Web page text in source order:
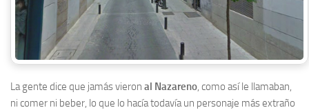
La gente dice que jamás vieron al Nazareno , como así le llamaban,
ni comer ni beber, lo que lo hacía todavía un personaje más extraño